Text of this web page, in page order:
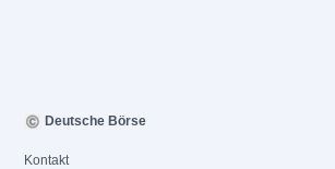
Deutsche Börse
Kontakt